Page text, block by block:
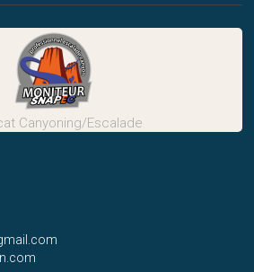
Canyoning/Escalade